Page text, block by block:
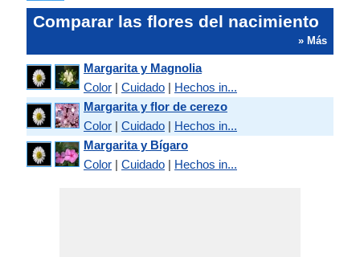
Comparar las flores del nacimiento
» Más
Margarita y Magnolia
Color | Cuidado | Hechos in...
Margarita y flor de cerezo
Color | Cuidado | Hechos in...
Margarita y Bígaro
Color | Cuidado | Hechos in...